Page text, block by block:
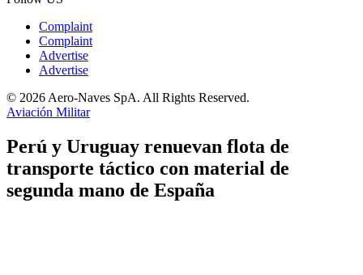
Complaint
Complaint
Advertise
Advertise
© 2026 Aero-Naves SpA. All Rights Reserved.
Aviación Militar
Perú y Uruguay renuevan flota de
transporte táctico con material de
segunda mano de España